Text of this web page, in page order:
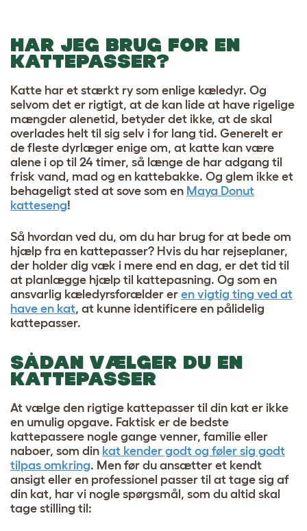
HAR JEG BRUG FOR EN
KATTEPASSER?
Katte har et stærkt ry som enlige kæledyr. Og
selvom det er rigtigt, at de kan lide at have rigelige
mængder alenetid, betyder det ikke, at de skal
overlades helt til sig selv i for lang tid. Generelt er
de fleste dyrlæger enige om, at katte kan være
alene i op til 24 timer, så længe de har adgang til
frisk vand, mad og en kattebakke. Og glem ikke et
behageligt sted at sove som en Maya Donut
katteseng!
Så hvordan ved du, om du har brug for at bede om
hjælp fra en kattepasser? Hvis du har rejseplaner,
der holder dig væk i mere end en dag, er det tid til
at planlægge hjælp til kattepasning. Og som en
ansvarlig kæledyrsforælder er en vigtig ting ved at
have en kat, at kunne identificere en pålidelig
kattepasser.
SÅDAN VÆLGER DU EN
KATTEPASSER
At vælge den rigtige kattepasser til din kat er ikke
en umulig opgave. Faktisk er de bedste
kattepassere nogle gange venner, familie eller
naboer, som din kat kender godt og føler sig godt
tilpas omkring. Men før du ansætter et kendt
ansigt eller en professionel passer til at tage sig af
din kat, har vi nogle spørgsmål, som du altid skal
tage stilling til: